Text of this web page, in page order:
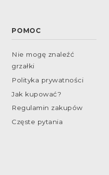
POMOC
Nie mogę znaleźć
grzałki
Polityka prywatności
Jak kupować?
Regulamin zakupów
Częste pytania